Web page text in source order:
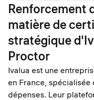
Renforcement
matière de
stratégique
Proctor
Ivalua est une
en France,
dépenses. Leur